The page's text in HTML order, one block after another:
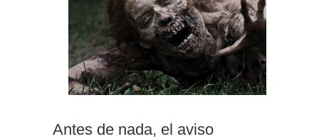
Antes de nada, el aviso